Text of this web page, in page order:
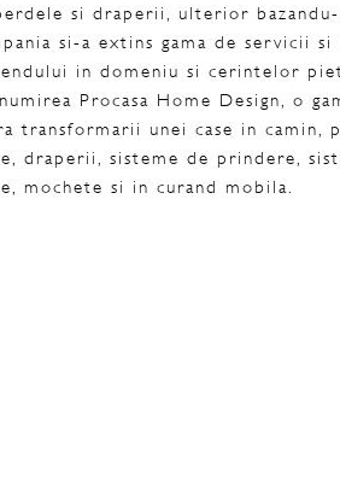
si draperii, ulterior bazandu-
si-a extins gama de servicii si
in domeniu si cerintelor
Procasa Home Design, o
transformarii unei case in camin,
draperii, sisteme de prindere,
mochete si in curand mobila.